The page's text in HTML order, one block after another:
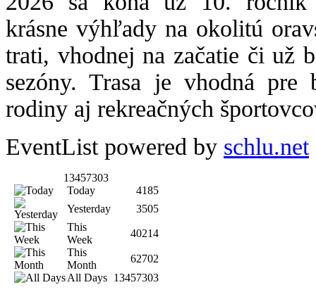
krásne výhľady na okolitú
trati, vhodnej na začatie či už
sezóny. Trasa je vhodná pre
rodiny aj rekreačných
EventList powered by schlu.net
13457303
Today
4185
Yesterday
3505
This
Week
40214
This
Month
62702
All Days
13457303